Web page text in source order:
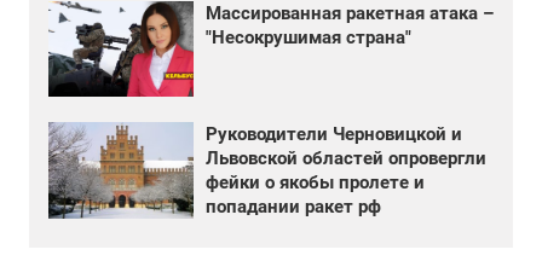
Массированная ракетная атака –
"Несокрушимая страна"
Руководители Черновицкой и
Львовской областей опровергли
фейки о якобы пролете и
попадании ракет рф